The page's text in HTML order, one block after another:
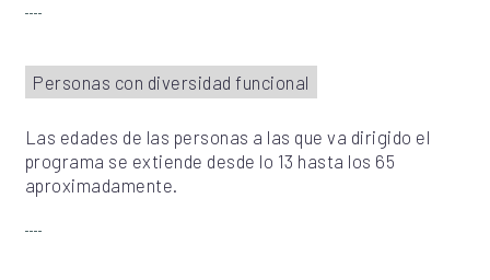
Personas con diversidad funcional
Las edades de las personas a las que va dirigido el
programa se extiende desde lo 13 hasta los 65
aproximadamente.